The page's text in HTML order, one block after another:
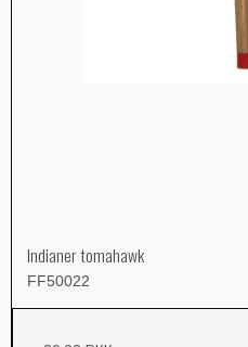
Indianer tomahawk
FF50022